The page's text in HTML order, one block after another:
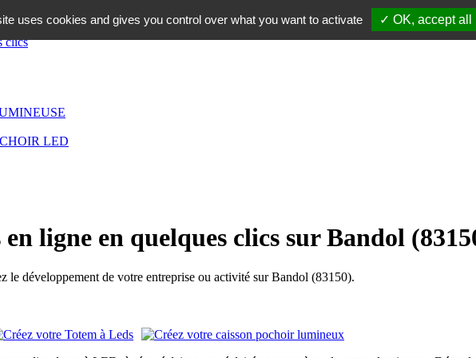
LED
en ligne en quelques clics sur Bandol
le développement de votre entreprise ou activité sur Bandol (83150).
uses cookies and gives you control over what you want to activate ✓ OK, accept all